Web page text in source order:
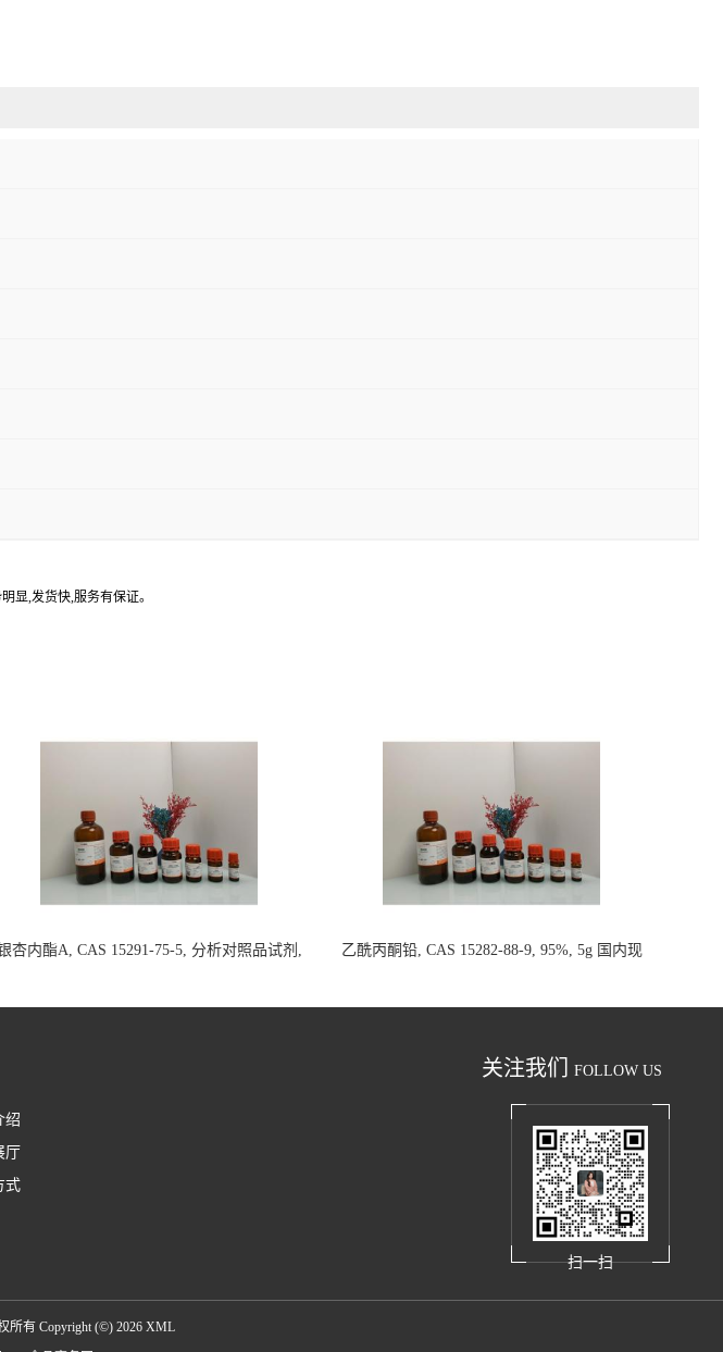
显,发货快,服务有保证。
杏内酯A, CAS 15291-75-5, 分析对照品试剂,
乙酰丙酮铅, CAS 15282-88-9, 95%, 5g 国内现
绍
厅
式
关注我们 FOLLOW US
扫一扫
所有 Copyright (©) 2026 XML